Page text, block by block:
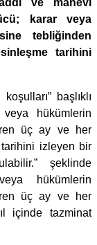
ve manevi
karar veya
tebliğinden
tarihini
başlıklı
hükümlerin
üç ay ve her
izleyen bir
şeklinde
hükümlerin
üç ay ve her
içinde tazminat